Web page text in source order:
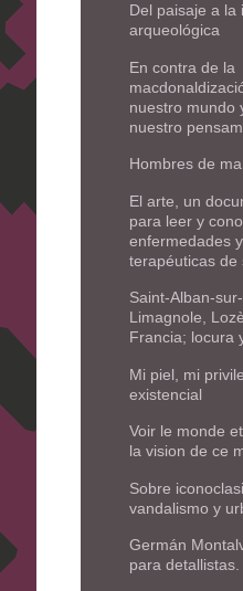
Del paisaje a la
arqueológica
En contra de la
nuestro mundo
nuestro
Hombres de
El arte, un
para leer y
enfermedades
terapéuticas de
Saint-Alban-sur-
Limagnole,
Francia; locura
Mi piel, mi
existencial
Voir le monde
la vision de ce
Sobre
vandalismo y
Germán
para detallistas.